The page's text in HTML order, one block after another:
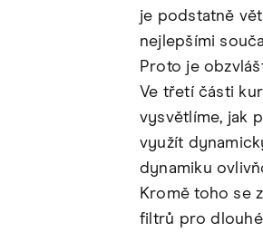
je podstatně
nejlepšími
Proto je
Ve třetí části
vysvětlíme, jak
využít
dynamiku
Kromě toho se
filtrů pro